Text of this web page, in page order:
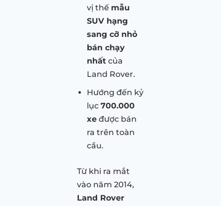
vị thế mẫu
SUV hạng
sang cỡ nhỏ
bán chạy
nhất của
Land Rover.
Hướng đến kỷ
lục 700.000
xe được bán
ra trên toàn
cầu.
Từ khi ra mắt
vào năm 2014,
Land Rover